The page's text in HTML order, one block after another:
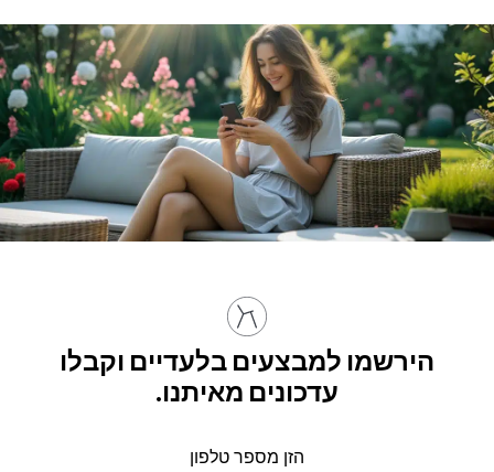
הירשמו למבצעים בלעדיים וקבלו
עדכונים מאיתנו.